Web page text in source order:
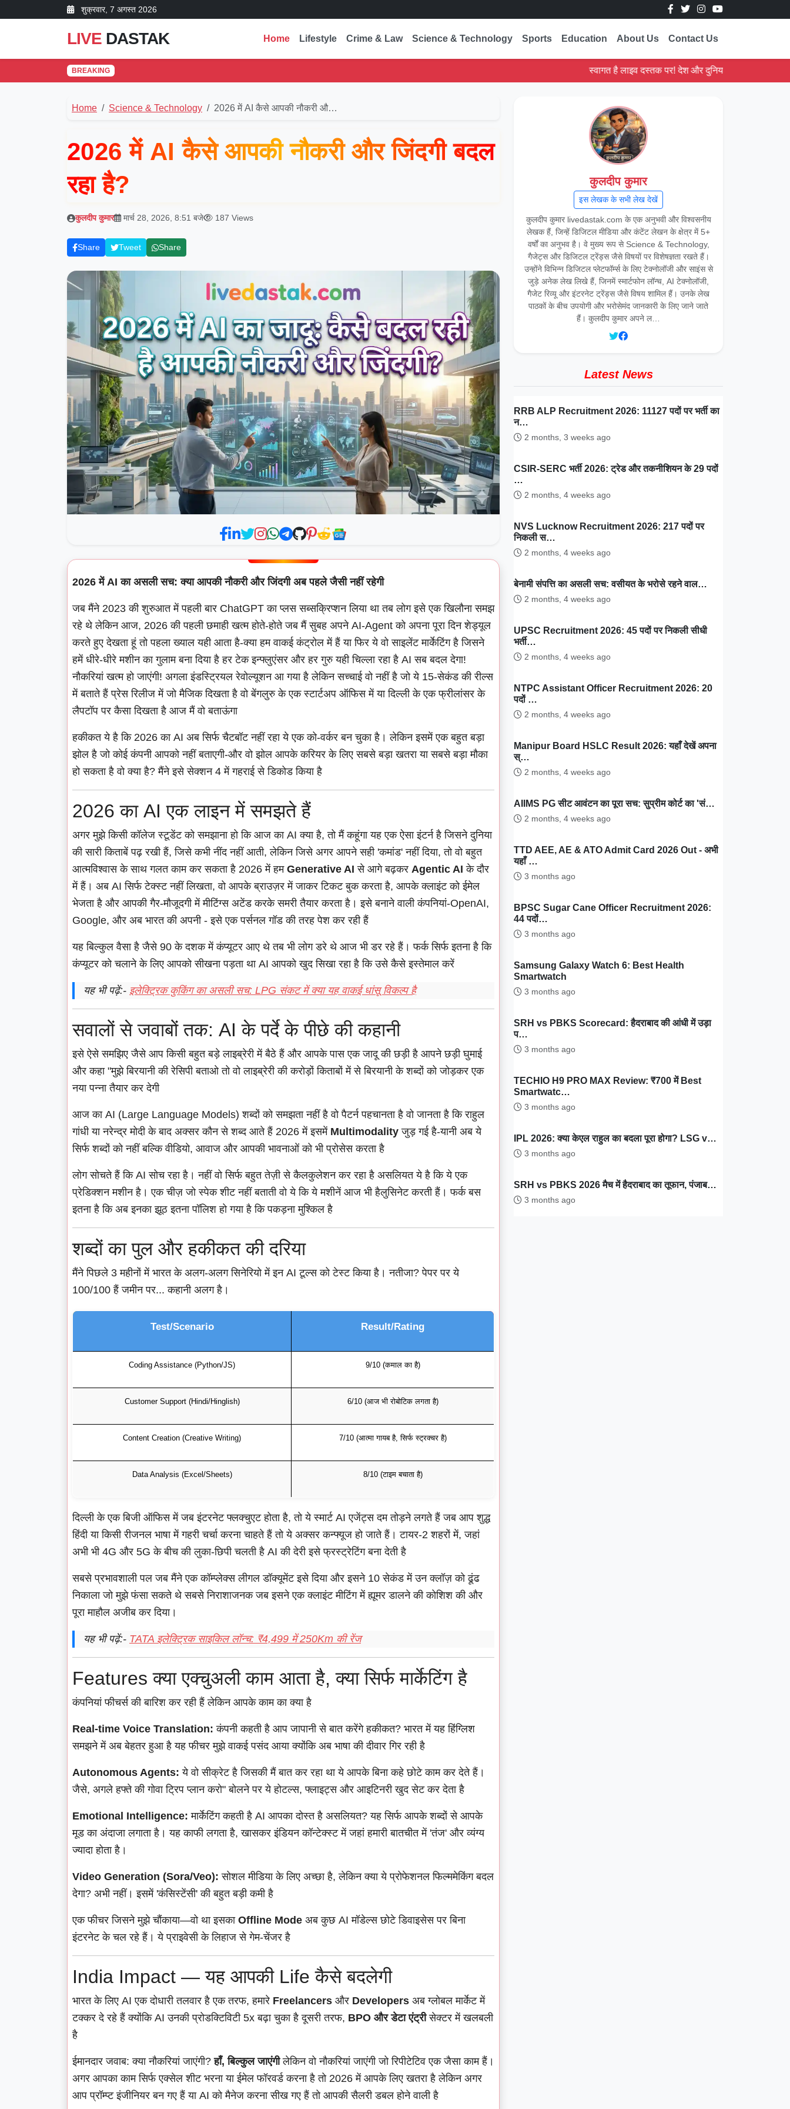
शुक्रवार, 7 अगस्त 2026
LIVE DASTAK Home Lifestyle Crime & Law Science & Technology Sports Education About Us Contact Us
BREAKING स्वागत है लाइव दस्तक पर! देश और दुनिया की ताज़ा ख़बरें पढ़ें।
Home Science & Technology 2026 में AI कैसे आपकी नौकरी औ…
2026 में AI कैसे आपकी नौकरी और जिंदगी बदल
रहा है?
कुलदीप कुमार मार्च 28, 2026, 8:51 बजे 187 Views
Share Tweet Share
2026 में AI का असली सच: क्या आपकी नौकरी और जिंदगी अब पहले जैसी नहीं रहेगी
जब मैंने 2023 की शुरुआत में पहली बार ChatGPT का प्लस सब्सक्रिप्शन लिया था तब लोग इसे एक खिलौना समझ
रहे थे लेकिन आज, 2026 की पहली छमाही खत्म होते-होते जब मैं सुबह अपने AI-Agent को अपना पूरा दिन शेड्यूल
करते हुए देखता हूं तो पहला ख्याल यही आता है-क्या हम वाकई कंट्रोल में हैं या फिर ये वो साइलेंट मार्केटिंग है जिसने
हमें धीरे-धीरे मशीन का गुलाम बना दिया है हर टेक इन्फ्लुएंसर और हर गुरु यही चिल्ला रहा है AI सब बदल देगा!
नौकरियां खत्म हो जाएंगी! अगला इंडस्ट्रियल रेवोल्यूशन आ गया है लेकिन सच्चाई वो नहीं है जो ये 15-सेकंड की रील्स
में बताते हैं प्रेस रिलीज में जो मैजिक दिखता है वो बेंगलुरु के एक स्टार्टअप ऑफिस में या दिल्ली के एक फ्रीलांसर के
लैपटॉप पर कैसा दिखता है आज मैं वो बताऊंगा
हकीकत ये है कि 2026 का AI अब सिर्फ चैटबॉट नहीं रहा ये एक को-वर्कर बन चुका है। लेकिन इसमें एक बहुत बड़ा
झोल है जो कोई कंपनी आपको नहीं बताएगी-और वो झोल आपके करियर के लिए सबसे बड़ा खतरा या सबसे बड़ा मौका
हो सकता है वो क्या है? मैंने इसे सेक्शन 4 में गहराई से डिकोड किया है
2026 का AI एक लाइन में समझते हैं
अगर मुझे किसी कॉलेज स्टूडेंट को समझाना हो कि आज का AI क्या है, तो मैं कहूंगा यह एक ऐसा इंटर्न है जिसने दुनिया
की सारी किताबें पढ़ रखी हैं, जिसे कभी नींद नहीं आती, लेकिन जिसे अगर आपने सही 'कमांड' नहीं दिया, तो वो बहुत
आत्मविश्वास के साथ गलत काम कर सकता है 2026 में हम Generative AI से आगे बढ़कर Agentic AI के दौर
में हैं। अब AI सिर्फ टेक्स्ट नहीं लिखता, वो आपके ब्राउज़र में जाकर टिकट बुक करता है, आपके क्लाइंट को ईमेल
भेजता है और आपकी गैर-मौजूदगी में मीटिंग्स अटेंड करके समरी तैयार करता है। इसे बनाने वाली कंपनियां-OpenAI,
Google, और अब भारत की अपनी - इसे एक पर्सनल गॉड की तरह पेश कर रही हैं
यह बिल्कुल वैसा है जैसे 90 के दशक में कंप्यूटर आए थे तब भी लोग डरे थे आज भी डर रहे हैं। फर्क सिर्फ इतना है कि
कंप्यूटर को चलाने के लिए आपको सीखना पड़ता था AI आपको खुद सिखा रहा है कि उसे कैसे इस्तेमाल करें
यह भी पढ़ें:- इलेक्ट्रिक कुकिंग का असली सच: LPG संकट में क्या यह वाकई धांसू विकल्प है
सवालों से जवाबों तक: AI के पर्दे के पीछे की कहानी
इसे ऐसे समझिए जैसे आप किसी बहुत बड़े लाइब्रेरी में बैठे हैं और आपके पास एक जादू की छड़ी है आपने छड़ी घुमाई
और कहा "मुझे बिरयानी की रेसिपी बताओ तो वो लाइब्रेरी की करोड़ों किताबों में से बिरयानी के शब्दों को जोड़कर एक
नया पन्ना तैयार कर देगी
आज का AI (Large Language Models) शब्दों को समझता नहीं है वो पैटर्न पहचानता है वो जानता है कि राहुल
गांधी या नरेन्द्र मोदी के बाद अक्सर कौन से शब्द आते हैं 2026 में इसमें Multimodality जुड़ गई है-यानी अब ये
सिर्फ शब्दों को नहीं बल्कि वीडियो, आवाज और आपकी भावनाओं को भी प्रोसेस करता है
लोग सोचते हैं कि AI सोच रहा है। नहीं वो सिर्फ बहुत तेज़ी से कैलकुलेशन कर रहा है असलियत ये है कि ये एक
प्रेडिक्शन मशीन है। एक चीज़ जो स्पेक शीट नहीं बताती वो ये कि ये मशीनें आज भी हैलुसिनेट करती हैं। फर्क बस
इतना है कि अब इनका झूठ इतना पॉलिश हो गया है कि पकड़ना मुश्किल है
शब्दों का पुल और हकीकत की दरिया
मैंने पिछले 3 महीनों में भारत के अलग-अलग सिनेरियो में इन AI टूल्स को टेस्ट किया है। नतीजा? पेपर पर ये
100/100 हैं जमीन पर... कहानी अलग है।
Test/Scenario Result/Rating
Coding Assistance (Python/JS) 9/10 (कमाल का है)
Customer Support (Hindi/Hinglish) 6/10 (आज भी रोबोटिक लगता है)
Content Creation (Creative Writing) 7/10 (आत्मा गायब है, सिर्फ स्ट्रक्चर है)
Data Analysis (Excel/Sheets) 8/10 (टाइम बचाता है)
दिल्ली के एक बिजी ऑफिस में जब इंटरनेट फ्लक्चुएट होता है, तो ये स्मार्ट AI एजेंट्स दम तोड़ने लगते हैं जब आप शुद्ध
हिंदी या किसी रीजनल भाषा में गहरी चर्चा करना चाहते हैं तो ये अक्सर कन्फ्यूज हो जाते हैं। टायर-2 शहरों में, जहां
अभी भी 4G और 5G के बीच की लुका-छिपी चलती है AI की देरी इसे फ्रस्ट्रेटिंग बना देती है
सबसे प्रभावशाली पल जब मैंने एक कॉम्प्लेक्स लीगल डॉक्यूमेंट इसे दिया और इसने 10 सेकंड में उन क्लॉज़ को ढूंढ
निकाला जो मुझे फंसा सकते थे सबसे निराशाजनक जब इसने एक क्लाइंट मीटिंग में ह्यूमर डालने की कोशिश की और
पूरा माहौल अजीब कर दिया।
यह भी पढ़ें:- TATA इलेक्ट्रिक साइकिल लॉन्च: ₹4,499 में 250Km की रेंज
Features क्या एक्चुअली काम आता है, क्या सिर्फ मार्केटिंग है
कंपनियां फीचर्स की बारिश कर रही हैं लेकिन आपके काम का क्या है
Real-time Voice Translation: कंपनी कहती है आप जापानी से बात करेंगे हकीकत? भारत में यह हिंग्लिश
समझने में अब बेहतर हुआ है यह फीचर मुझे वाकई पसंद आया क्योंकि अब भाषा की दीवार गिर रही है
Autonomous Agents: ये वो सीक्रेट है जिसकी मैं बात कर रहा था ये आपके बिना कहे छोटे काम कर देते हैं।
जैसे, अगले हफ्ते की गोवा ट्रिप प्लान करो" बोलने पर ये होटल्स, फ्लाइट्स और आइटिनरी खुद सेट कर देता है
Emotional Intelligence: मार्केटिंग कहती है AI आपका दोस्त है असलियत? यह सिर्फ आपके शब्दों से आपके
मूड का अंदाजा लगाता है। यह काफी लगता है, खासकर इंडियन कॉन्टेक्स्ट में जहां हमारी बातचीत में 'तंज' और व्यंग्य
ज्यादा होता है।
Video Generation (Sora/Veo): सोशल मीडिया के लिए अच्छा है, लेकिन क्या ये प्रोफेशनल फिल्ममेकिंग बदल
देगा? अभी नहीं। इसमें 'कंसिस्टेंसी' की बहुत बड़ी कमी है
एक फीचर जिसने मुझे चौंकाया—वो था इसका Offline Mode अब कुछ AI मॉडेल्स छोटे डिवाइसेस पर बिना
इंटरनेट के चल रहे हैं। ये प्राइवेसी के लिहाज से गेम-चेंजर है
India Impact — यह आपकी Life कैसे बदलेगी
भारत के लिए AI एक दोधारी तलवार है एक तरफ, हमारे Freelancers और Developers अब ग्लोबल मार्केट में
टक्कर दे रहे हैं क्योंकि AI उनकी प्रोडक्टिविटी 5x बढ़ा चुका है दूसरी तरफ, BPO और डेटा एंट्रीसेक्टर में खलबली
है
ईमानदार जवाब: क्या नौकरियां जाएंगी?हाँ, बिल्कुल जाएंगीलेकिन वो नौकरियां जाएंगी जो रिपीटेटिव एक जैसा काम हैं।
अगर आपका काम सिर्फ एक्सेल शीट भरना या ईमेल फॉरवर्ड करना है तो 2026 में आपके लिए खतरा है लेकिन अगर
आप प्रॉम्प्ट इंजीनियर बन गए हैं या AI को मैनेज करना सीख गए हैं तो आपकी सैलरी डबल होने वाली है
कुलदीप कुमार
इस लेखक के सभी लेख देखें
कुलदीप कुमार livedastak.com के एक अनुभवी और विश्वसनीय
लेखक हैं, जिन्हें डिजिटल मीडिया और कंटेंट लेखन के क्षेत्र में 5+
वर्षों का अनुभव है। वे मुख्य रूप से Science & Technology,
गैजेट्स और डिजिटल ट्रेंड्स जैसे विषयों पर विशेषज्ञता रखते हैं।
उन्होंने विभिन्न डिजिटल प्लेटफॉर्म्स के लिए टेक्नोलॉजी और साइंस से
जुड़े अनेक लेख लिखे हैं, जिनमें स्मार्टफोन लॉन्च, AI टेक्नोलॉजी,
गैजेट रिव्यू और इंटरनेट ट्रेंड्स जैसे विषय शामिल हैं। उनके लेख
पाठकों के बीच उपयोगी और भरोसेमंद जानकारी के लिए जाने जाते
हैं। कुलदीप कुमार अपने ल…
Latest News
RRB ALP Recruitment 2026: 11127 पदों पर भर्ती का
न…
2 months, 3 weeks ago
CSIR-SERC भर्ती 2026: ट्रेड और तकनीशियन के 29 पदों
…
2 months, 4 weeks ago
NVS Lucknow Recruitment 2026: 217 पदों पर
निकली स…
2 months, 4 weeks ago
बेनामी संपत्ति का असली सच: वसीयत के भरोसे रहने वाल…
2 months, 4 weeks ago
UPSC Recruitment 2026: 45 पदों पर निकली सीधी
भर्ती…
2 months, 4 weeks ago
NTPC Assistant Officer Recruitment 2026: 20
पदों …
2 months, 4 weeks ago
Manipur Board HSLC Result 2026: यहाँ देखें अपना
स्…
2 months, 4 weeks ago
AIIMS PG सीट आवंटन का पूरा सच: सुप्रीम कोर्ट का 'सं…
2 months, 4 weeks ago
TTD AEE, AE & ATO Admit Card 2026 Out - अभी
यहाँ …
3 months ago
BPSC Sugar Cane Officer Recruitment 2026:
44 पदों…
3 months ago
Samsung Galaxy Watch 6: Best Health
Smartwatch
3 months ago
SRH vs PBKS Scorecard: हैदराबाद की आंधी में उड़ा
प…
3 months ago
TECHIO H9 PRO MAX Review: ₹700 में Best
Smartwatc…
3 months ago
IPL 2026: क्या केएल राहुल का बदला पूरा होगा? LSG v…
3 months ago
SRH vs PBKS 2026 मैच में हैदराबाद का तूफान, पंजाब…
3 months ago